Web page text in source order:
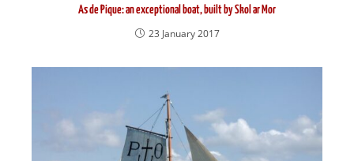
As de Pique: an exceptional boat, built by Skol ar Mor
23 January 2017